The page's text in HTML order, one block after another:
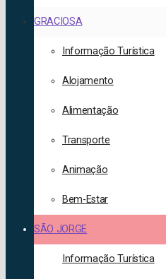
GRACIOSA
Informação Turística
Alojamento
Alimentação
Transporte
Animação
Bem-Estar
SÃO JORGE
Informação Turística